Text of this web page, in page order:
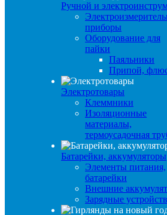
Ручной и
приборы
Оборудование для
пайки
Паяльники
Припой,
Электротовары
Клеммники
Изоляционные
материалы,
термоусадочная
Батарейки, аккумуляторы
Элементы питания,
батарейки
Внешние
Зарядные